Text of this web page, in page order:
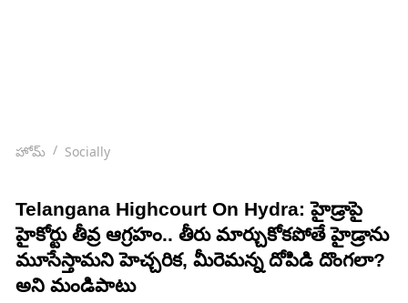
హోమ్ Socially
Telangana Highcourt On Hydra: హైడ్రాపై
హైకోర్టు తీవ్ర ఆగ్రహం.. తీరు మార్చుకోకపోతే హైడ్రాను
మూసేస్తామని హెచ్చరిక, మీరెమన్న దోపిడి దొంగలా?
అని మండిపాటు